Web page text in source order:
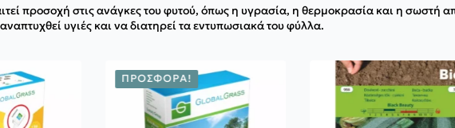
προσοχή στις ανάγκες του φυτού, όπως η υγρασία, η θερμοκρασία και η σωστή
υγιές και να διατηρεί τα εντυπωσιακά του φύλλα.
ΠΡΟΣΦΟΡΆ!